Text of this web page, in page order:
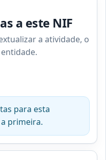
a este NIF
a atividade, o
para esta
primeira.